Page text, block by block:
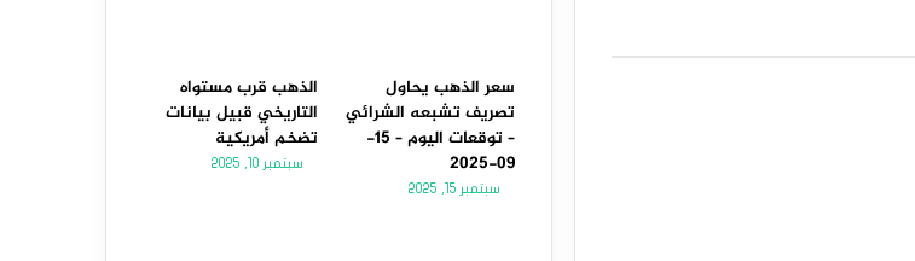
سعر الذهب يحاول
تصريف تشبعه الشرائي
– توقعات اليوم – 15-
09-2025
سبتمبر 15, 2025
الذهب قرب مستواه
التاريخي قبيل بيانات
تضخم أمريكية
سبتمبر 10, 2025